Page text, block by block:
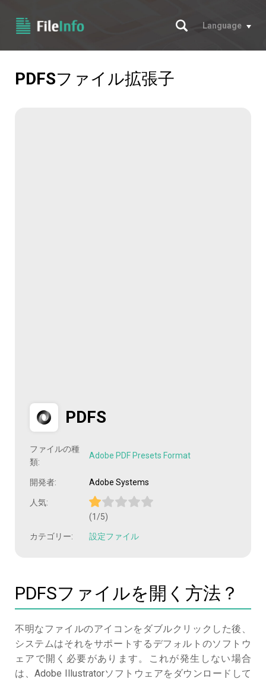
サーチ
Language
PDFSファイル拡張子
PDFS
ファイルの種
類:
Adobe PDF Presets Format
開発者: Adobe Systems
人気:
(1/5)
カテゴリー: 設定ファイル
PDFSファイルを開く方法？
不明なファイルのアイコンをダブルクリックした後、
システムはそれをサポートするデフォルトのソフトウ
ェアで開く必要があります。これが発生しない場合
は、Adobe Illustratorソフトウェアをダウンロードして